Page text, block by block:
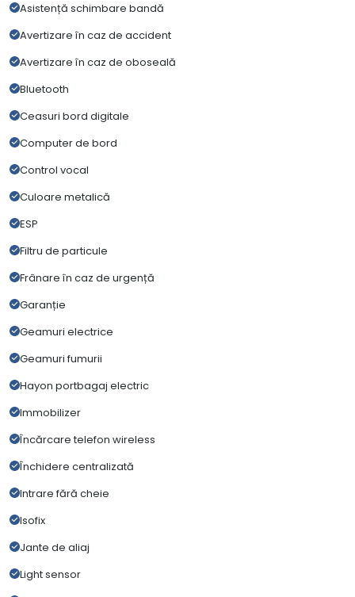
Asistență schimbare bandă
Avertizare în caz de accident
Avertizare în caz de oboseală
Bluetooth
Ceasuri bord digitale
Computer de bord
Control vocal
Culoare metalică
ESP
Filtru de particule
Frânare în caz de urgență
Garanție
Geamuri electrice
Geamuri fumurii
Hayon portbagaj electric
Immobilizer
Încărcare telefon wireless
Închidere centralizată
Intrare fără cheie
Isofix
Jante de aliaj
Light sensor